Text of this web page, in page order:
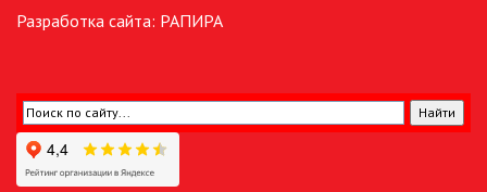
СЕТЕВЫЕ ФИЛЬТРЫ, СИЛОВЫЕ
СИСТЕМЫ ПОЛИВА
Разработка сайта: РАПИРА